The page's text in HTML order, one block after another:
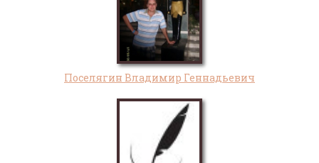
Поселягин Владимир Геннадьевич